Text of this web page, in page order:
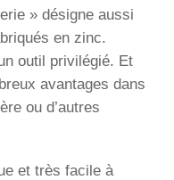
» désigne aussi
en zinc.
outil privilégié. Et
avantages dans
ou d’autres
et très facile à